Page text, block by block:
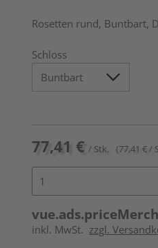
Rosetten rund, Buntbart,
Schloss
77,41 € / Stk. (77,41 € /
inkl. MwSt. zzgl.